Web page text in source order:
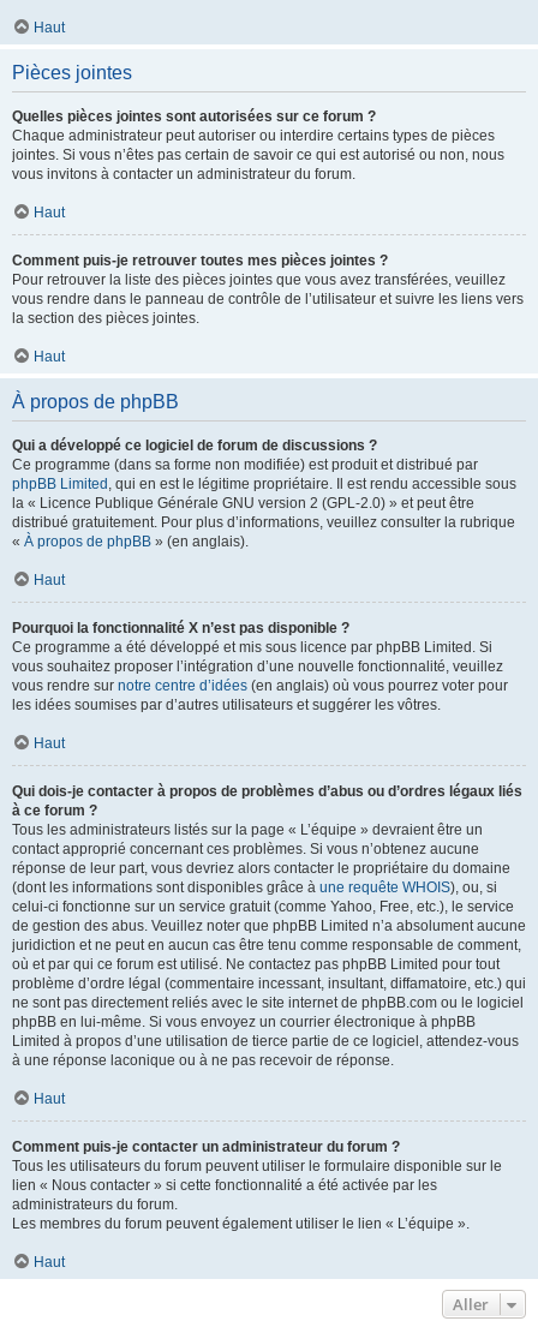
Haut
Pièces jointes
Quelles pièces jointes sont autorisées sur ce forum ?
Chaque administrateur peut autoriser ou interdire certains types de pièces
jointes. Si vous n’êtes pas certain de savoir ce qui est autorisé ou non, nous
vous invitons à contacter un administrateur du forum.
Haut
Comment puis-je retrouver toutes mes pièces jointes ?
Pour retrouver la liste des pièces jointes que vous avez transférées, veuillez
vous rendre dans le panneau de contrôle de l’utilisateur et suivre les liens vers
la section des pièces jointes.
Haut
À propos de phpBB
Qui a développé ce logiciel de forum de discussions ?
Ce programme (dans sa forme non modifiée) est produit et distribué par
phpBB Limited , qui en est le légitime propriétaire. Il est rendu accessible sous
la « Licence Publique Générale GNU version 2 (GPL-2.0) » et peut être
distribué gratuitement. Pour plus d’informations, veuillez consulter la rubrique
« À propos de phpBB » (en anglais).
Haut
Pourquoi la fonctionnalité X n’est pas disponible ?
Ce programme a été développé et mis sous licence par phpBB Limited. Si
vous souhaitez proposer l’intégration d’une nouvelle fonctionnalité, veuillez
vous rendre sur notre centre d’idées (en anglais) où vous pourrez voter pour
les idées soumises par d’autres utilisateurs et suggérer les vôtres.
Haut
Qui dois-je contacter à propos de problèmes d’abus ou d’ordres légaux liés
à ce forum ?
Tous les administrateurs listés sur la page « L’équipe » devraient être un
contact approprié concernant ces problèmes. Si vous n’obtenez aucune
réponse de leur part, vous devriez alors contacter le propriétaire du domaine
(dont les informations sont disponibles grâce à une requête WHOIS), ou, si
celui-ci fonctionne sur un service gratuit (comme Yahoo, Free, etc.), le service
de gestion des abus. Veuillez noter que phpBB Limited n’a absolument aucune
juridiction et ne peut en aucun cas être tenu comme responsable de comment,
où et par qui ce forum est utilisé. Ne contactez pas phpBB Limited pour tout
problème d’ordre légal (commentaire incessant, insultant, diffamatoire, etc.) qui
ne sont pas directement reliés avec le site internet de phpBB.com ou le logiciel
phpBB en lui-même. Si vous envoyez un courrier électronique à phpBB
Limited à propos d’une utilisation de tierce partie de ce logiciel, attendez-vous
à une réponse laconique ou à ne pas recevoir de réponse.
Haut
Comment puis-je contacter un administrateur du forum ?
Tous les utilisateurs du forum peuvent utiliser le formulaire disponible sur le
lien « Nous contacter » si cette fonctionnalité a été activée par les
administrateurs du forum.
Les membres du forum peuvent également utiliser le lien « L’équipe ».
Haut
Aller